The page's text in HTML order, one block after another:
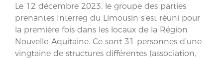
Le 12 décembre 2023, le groupe des parties
prenantes Interreg du Limousin s’est réuni pour
la première fois dans les locaux de la Région
Nouvelle-Aquitaine. Ce sont 31 personnes d’une
vingtaine de structures différentes (association,